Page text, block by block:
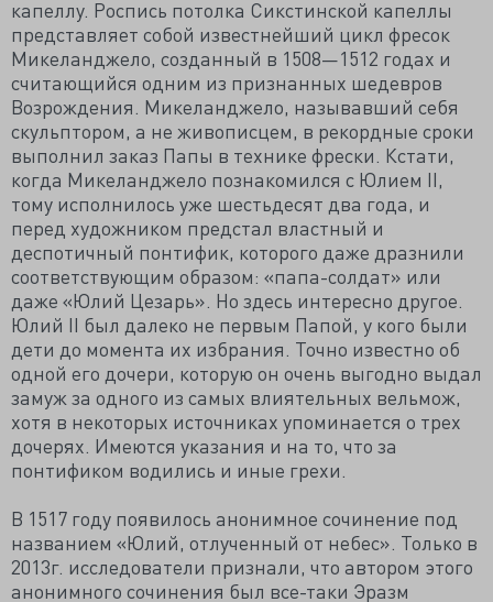
капеллу. Роспись потолка Сикстинской капеллы
представляет собой известнейший цикл фресок
Микеланджело, созданный в 1508—1512 годах и
считающийся одним из признанных шедевров
Возрождения. Микеланджело, называвший себя
скульптором, а не живописцем, в рекордные сроки
выполнил заказ Папы в технике фрески. Кстати,
когда Микеланджело познакомился с Юлием II,
тому исполнилось уже шестьдесят два года, и
перед художником предстал властный и
деспотичный понтифик, которого даже дразнили
соответствующим образом: «папа-солдат» или
даже «Юлий Цезарь». Но здесь интересно другое.
Юлий II был далеко не первым Папой, у кого были
дети до момента их избрания. Точно известно об
одной его дочери, которую он очень выгодно выдал
замуж за одного из самых влиятельных вельмож,
хотя в некоторых источниках упоминается о трех
дочерях. Имеются указания и на то, что за
понтификом водились и иные грехи.
В 1517 году появилось анонимное сочинение под
названием «Юлий, отлученный от небес». Только в
2013г. исследователи признали, что автором этого
анонимного сочинения был все-таки Эразм